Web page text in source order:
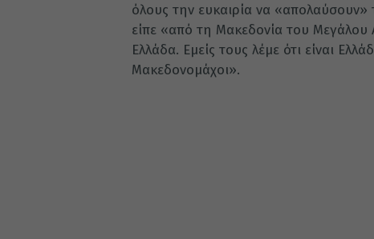
όλους την ευκαιρία να
είπε «από τη Μακεδονία του Μεγάλου
Ελλάδα. Εμείς τους λέμε ότι είναι
Μακεδονομάχοι».